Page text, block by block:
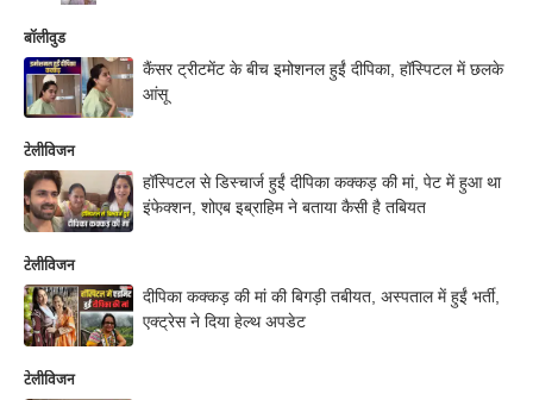
बॉलीवुड
कैंसर ट्रीटमेंट के बीच इमोशनल हुईं दीपिका, हॉस्पिटल में छलके
आंसू
टेलीविजन
हॉस्पिटल से डिस्चार्ज हुईं दीपिका कक्कड़ की मां, पेट में हुआ था
इंफेक्शन, शोएब इब्राहिम ने बताया कैसी है तबियत
टेलीविजन
दीपिका कक्कड़ की मां की बिगड़ी तबीयत, अस्पताल में हुईं भर्ती,
एक्ट्रेस ने दिया हेल्थ अपडेट
टेलीविजन